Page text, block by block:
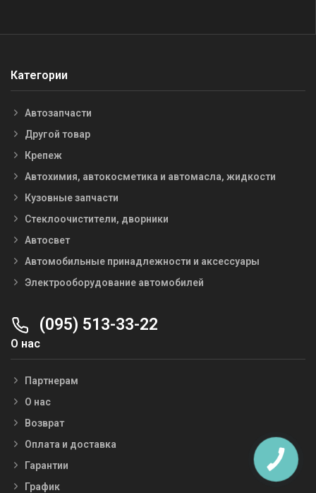
Категории
Автозапчасти
Другой товар
Крепеж
Автохимия, автокосметика и автомасла, жидкости
Кузовные запчасти
Стеклоочистители, дворники
Автосвет
Автомобильные принадлежности и аксессуары
Электрооборудование автомобилей
(095) 513-33-22
О нас
Партнерам
О нас
Возврат
Оплата и доставка
Гарантии
График